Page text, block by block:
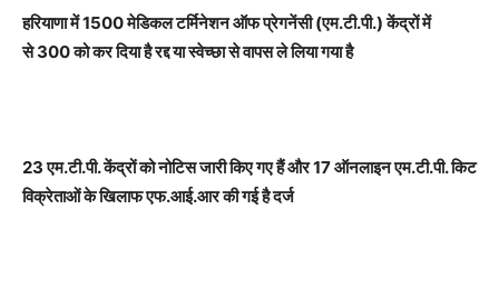
हरियाणा में1500 मेडिकल टर्मिनेशन ऑफ प्रेगनेंसी (एम.टी.पी.) केंद्रों में
से 300 को कर दिया है रद्द या स्वेच्छा से वापस ले लिया गया है
23 एम.टी.पी. केंद्रों को नोटिस जारी किए गए हैं और 17 ऑनलाइन एम.टी.पी. किट
विक्रेताओं के खिलाफ एफ.आई.आर की गई है दर्ज